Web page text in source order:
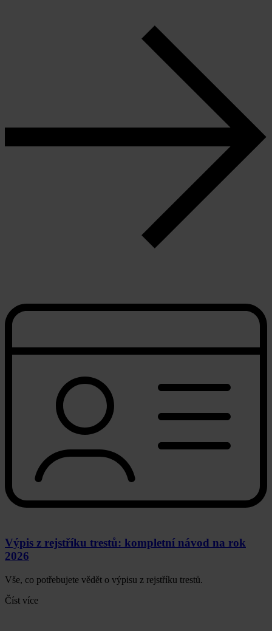
Výpis z rejstříku trestů: kompletní návod na rok
2026
Vše, co potřebujete vědět o výpisu z rejstříku trestů.
Číst více